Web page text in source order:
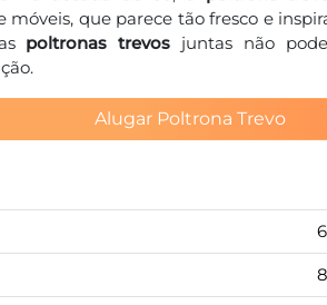
que parece tão fresco e
poltronas trevos juntas não
Alugar Poltrona Trevo